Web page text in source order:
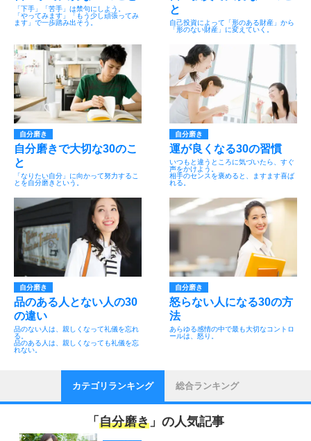
「下手」「苦手」は禁句にしよう。
「やってみます」「もう少し頑張ってみ
ます」で一歩踏み出そう。
と
自己投資によって「形のある財産」から
「形のない財産」に変えていく。
自分磨き
自分磨きで大切な30のこ
と
「なりたい自分」に向かって努力するこ
とを自分磨きという。
自分磨き
運が良くなる30の習慣
いつもと違うところに気づいたら、すぐ
声をかけよう。
相手のセンスを褒めると、ますます喜ば
れる。
自分磨き
品のある人とない人の30
の違い
品のない人は、親しくなって礼儀を忘れ
る。
品のある人は、親しくなっても礼儀を忘
れない。
自分磨き
怒らない人になる30の方
法
あらゆる感情の中で最も大切なコントロ
ールは、怒り。
カテゴリランキング 総合ランキング
「 自分磨き 」の人気記事